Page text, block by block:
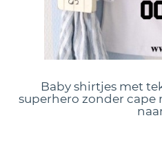
Baby shirtjes met
superhero zonder cape